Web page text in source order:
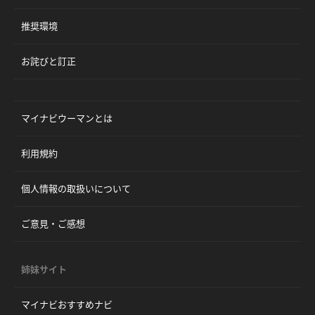
推奨環境
お詫びと訂正
マイナビウーマンとは
利用規約
個人情報の取扱いについて
ご意見・ご感想
姉妹サイト
マイナビおすすめナビ